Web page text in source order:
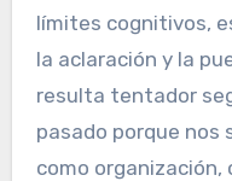
límites cognitivos,
la aclaración y la
resulta tentador
pasado porque nos
como